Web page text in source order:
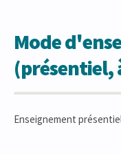
Mode
(présentiel,
Enseignement